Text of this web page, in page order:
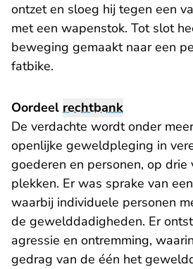
ontzet en sloeg hij tegen een
met een wapenstok. Tot slot
beweging gemaakt naar een
fatbike.
Oordeel rechtbank
De verdachte wordt onder
openlijke geweldpleging in
goederen en personen, op drie
plekken. Er was sprake van
waarbij individuele personen
de gewelddadigheden. Er
agressie en ontremming,
gedrag van de één het